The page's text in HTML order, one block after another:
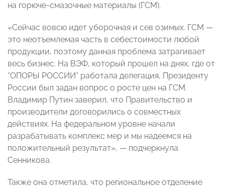
на горюче-смазочные материалы (ГСМ).
«Сейчас вовсю идет уборочная и сев озимых. ГСМ —
это неотъемлемая часть в себестоимости любой
продукции, поэтому данная проблема затрагивает
весь бизнес. На ВЭФ, который прошел на днях, где от
“ОПОРЫ РОССИИ” работала делегация, Президенту
России был задан вопрос о росте цен на ГСМ.
Владимир Путин заверил, что Правительство и
производители договорились о совместных
действиях. На федеральном уровне начали
разрабатывать комплекс мер и мы надеемся на
положительный результат», — подчеркнула
Сенникова.
Также она отметила, что региональное отделение